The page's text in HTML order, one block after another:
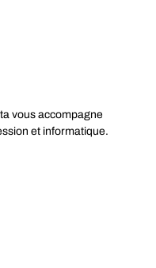
vous accompagne
et informatique.